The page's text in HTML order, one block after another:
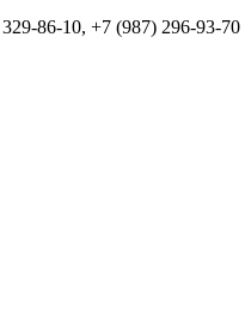
86-10, +7 (987) 296-93-70